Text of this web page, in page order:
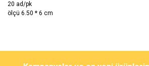
20 ad/pk
ölçü 6.50 * 6 cm
Bu ürüne ilk yorumu siz